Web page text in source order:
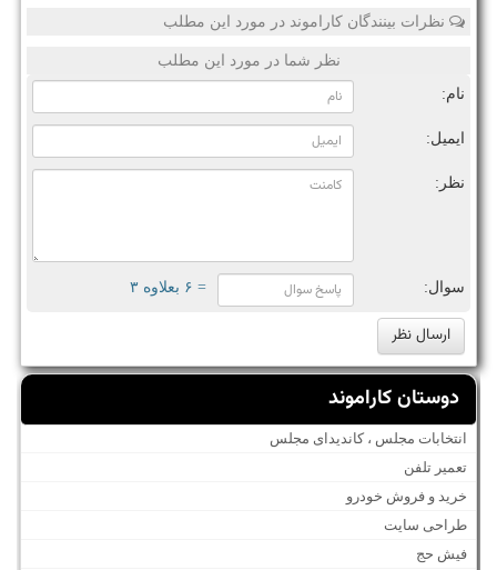
نظرات بینندگان کاراموند در مورد این مطلب
نظر شما در مورد این مطلب
نام:
ایمیل:
نظر:
سوال: = ۶ بعلاوه ۳
دوستان کاراموند
انتخابات مجلس ، کاندیدای مجلس
تعمیر تلفن
خرید و فروش خودرو
طراحی سایت
فیش حج